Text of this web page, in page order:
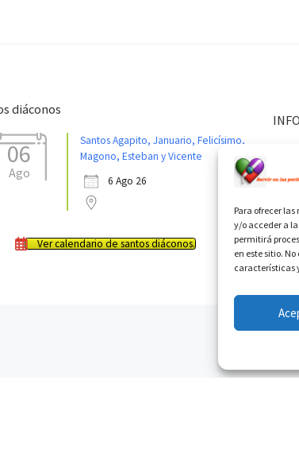
Para ofrecer
y/o acceder a
permitirá
en este sitio.
características
diáconos
06
Ago
Santos Agapito, Januario, Felicísimo,
Magono, Esteban y Vicente
6 Ago 26
Ver calendario de santos diáconos.